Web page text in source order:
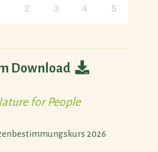
2 3 4 5
Download
for People
2026